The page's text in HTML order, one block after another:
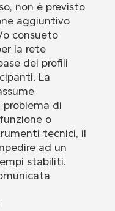
non è previsto
aggiuntivo
consueto
la rete
dei profili
La
problema di
o
tecnici, il
ad un
stabiliti.